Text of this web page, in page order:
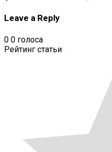
Leave a Reply
0 0 голоса
Рейтинг статьи